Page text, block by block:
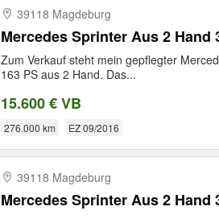
39118 Magdeburg
Zum Verkauf steht mein gepflegter
163 PS aus 2 Hand. Das...
15.600 € VB
276.000 km EZ 09/2016
39118 Magdeburg